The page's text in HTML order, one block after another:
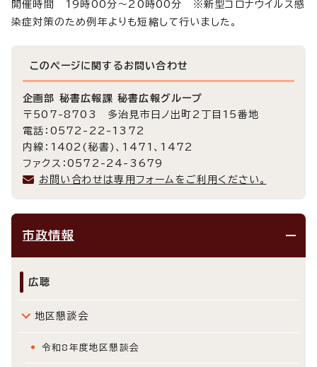
開催時間 19時00分～20時00分 ※新型コロナウイルス感
染症対策のため例年よりも短縮して行いました。
このページに関する お問い合わせ
企画部 秘書広報課 秘書広報グループ
〒507-8703 多治見市日ノ出町2丁目15番地
電話：0572-22-1372
内線：1402(秘書)、1471、1472
ファクス：0572-24-3679
お問い合わせは専用フォームをご利用ください。
市政情報
広聴
地区懇談会
令和8年度地区懇談会